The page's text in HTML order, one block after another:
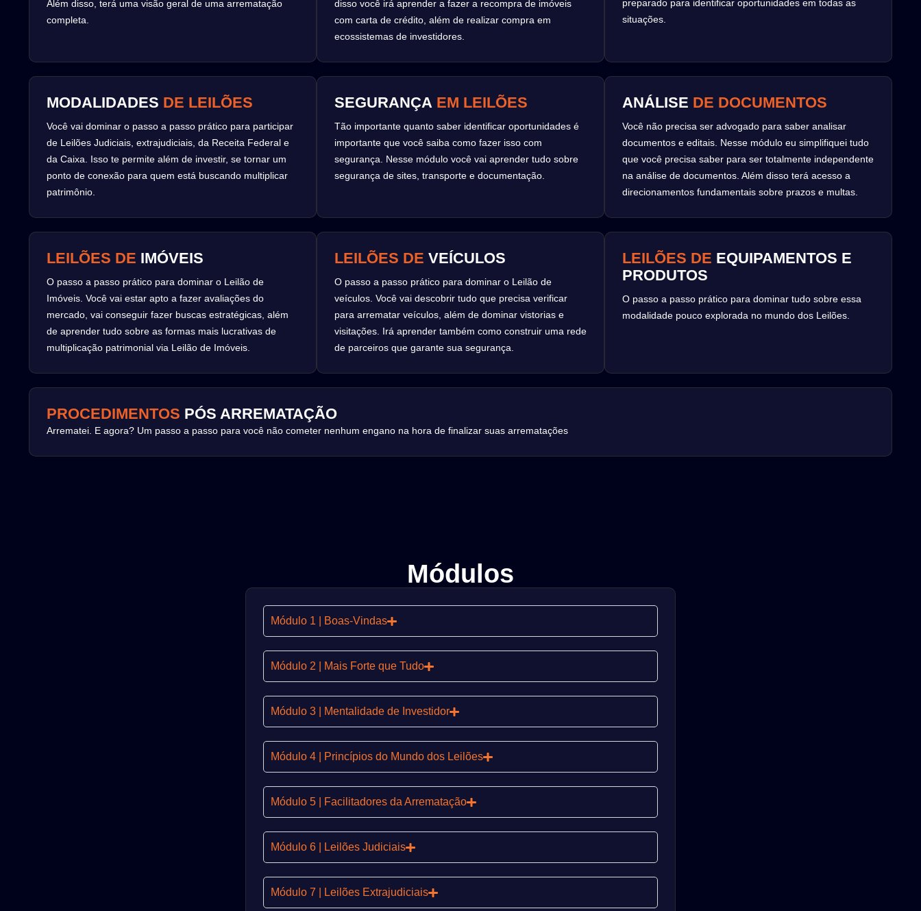
Além disso, terá uma visão geral de uma arrematação
completa.
disso você irá aprender a fazer a recompra de imóveis
com carta de crédito, além de realizar compra em
ecossistemas de investidores.
preparado para identificar oportunidades em todas as
situações.
MODALIDADES DE LEILÕES
Você vai dominar o passo a passo prático para participar
de Leilões Judiciais, extrajudiciais, da Receita Federal e
da Caixa. Isso te permite além de investir, se tornar um
ponto de conexão para quem está buscando multiplicar
patrimônio.
SEGURANÇA EM LEILÕES
Tão importante quanto saber identificar oportunidades é
importante que você saiba como fazer isso com
segurança. Nesse módulo você vai aprender tudo sobre
segurança de sites, transporte e documentação.
ANÁLISE DE DOCUMENTOS
Você não precisa ser advogado para saber analisar
documentos e editais. Nesse módulo eu simplifiquei tudo
que você precisa saber para ser totalmente independente
na análise de documentos. Além disso terá acesso a
direcionamentos fundamentais sobre prazos e multas.
LEILÕES DE IMÓVEIS
O passo a passo prático para dominar o Leilão de
Imóveis. Você vai estar apto a fazer avaliações do
mercado, vai conseguir fazer buscas estratégicas, além
de aprender tudo sobre as formas mais lucrativas de
multiplicação patrimonial via Leilão de Imóveis.
LEILÕES DE VEÍCULOS
O passo a passo prático para dominar o Leilão de
veículos. Você vai descobrir tudo que precisa verificar
para arrematar veículos, além de dominar vistorias e
visitações. Irá aprender também como construir uma rede
de parceiros que garante sua segurança.
LEILÕES DE EQUIPAMENTOS E
PRODUTOS
O passo a passo prático para dominar tudo sobre essa
modalidade pouco explorada no mundo dos Leilões.
PROCEDIMENTOS PÓS ARREMATAÇÃO
Arrematei. E agora? Um passo a passo para você não cometer nenhum engano na hora de finalizar suas arrematações
Módulos
Módulo 1 | Boas-Vindas
Módulo 2 | Mais Forte que Tudo
Módulo 3 | Mentalidade de Investidor
Módulo 4 | Princípios do Mundo dos Leilões
Módulo 5 | Facilitadores da Arrematação
Módulo 6 | Leilões Judiciais
Módulo 7 | Leilões Extrajudiciais